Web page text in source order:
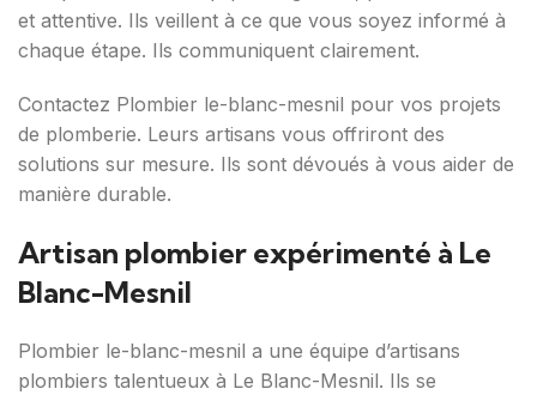
et attentive. Ils veillent à ce que vous soyez informé à
chaque étape. Ils communiquent clairement.
Contactez Plombier le-blanc-mesnil pour vos projets
de plomberie. Leurs artisans vous offriront des
solutions sur mesure. Ils sont dévoués à vous aider de
manière durable.
Artisan plombier expérimenté à Le
Blanc-Mesnil
Plombier le-blanc-mesnil a une équipe d’artisans
plombiers talentueux à Le Blanc-Mesnil. Ils se